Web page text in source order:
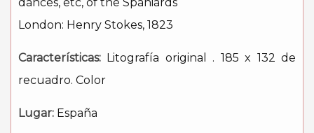
London: Henry Stokes, 1823
Características: Litografía original . 185 x 132 de
recuadro. Color
Lugar: España